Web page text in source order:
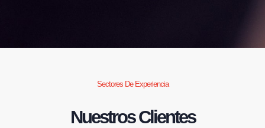
Sectores De Experiencia
Nuestros Clientes